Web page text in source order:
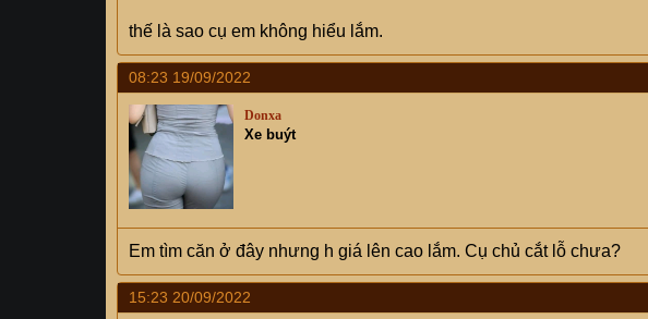
thế là sao cụ em không hiểu lắm.
08:23 19/09/2022
Donxa
Xe buýt
Em tìm căn ở đây nhưng h giá lên cao lắm. Cụ chủ cắt lỗ chưa?
15:23 20/09/2022